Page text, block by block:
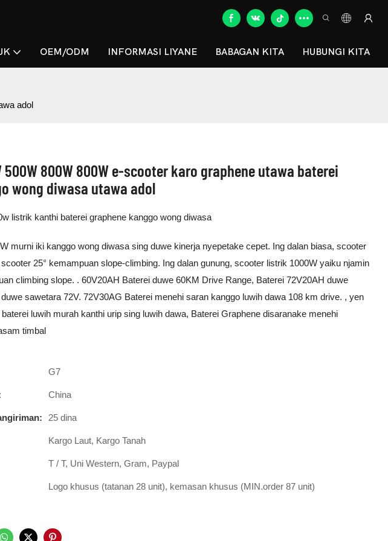
OEM/ODM INFORMASI LIYANE BABAGAN KITA HUBUNGI KITA
adol
500W 800W 800W e-scooter karo graphene utawa baterei
wong diwasa utawa adol
listrik kanthi baterei graphene kanggo wong diwasa
murni iki kanggo wong diwasa sing duwe kinerja nyepetake cepet. Ing dalan biasa, scooter
25° kemampuan slope-climbing. Ing dalan gunung, scooter listrik 1000W yaiku njamin
climbing slope. . 60V20AH Baterei duwe 60KM Drive Range, Baterei 72V20AH duwe
sawetara 72V. 72V30AG Baterei menehi saran kanggo luwih dawa 108 km drive. , yen
luwih murah kanthi urip sing luwih dawa, Baterei Graphene disaranake menehi
timbal
G7
China
25 dina
Kargo Laut, Kargo Tanah
T / T, Uni Western, Gram, Paypal
Logo khusus (tatanan 28 unit), kemasan khusus (MIN.order 87 unit)